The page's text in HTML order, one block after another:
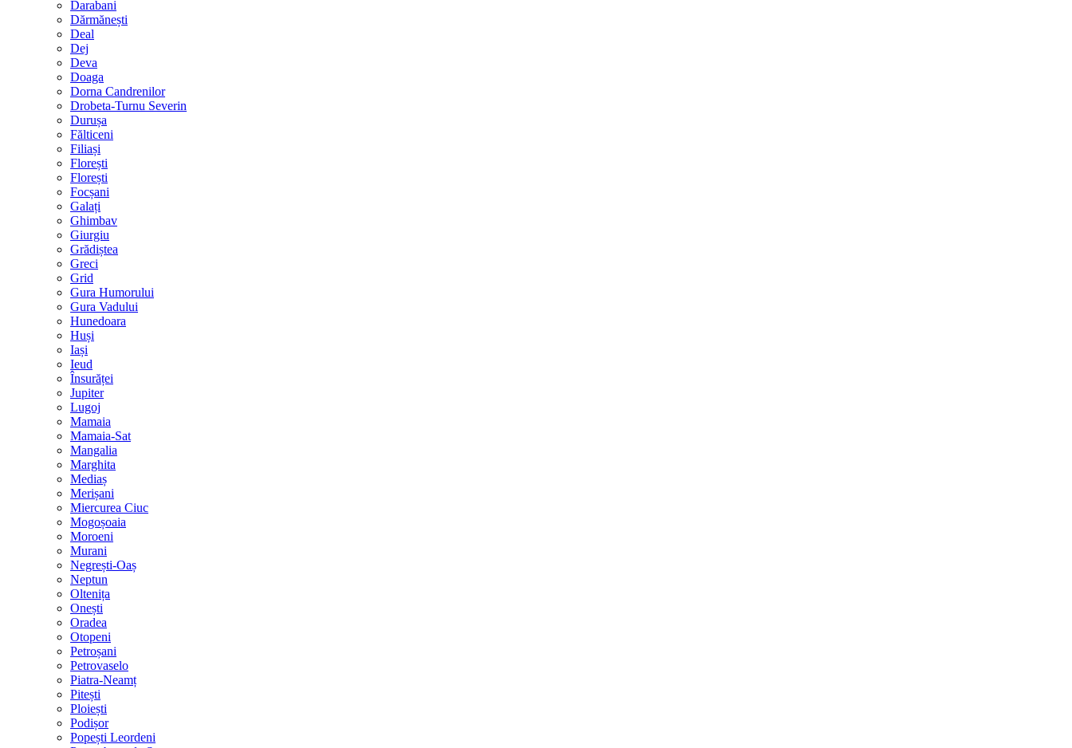
Darabani
Dărmănești
Deal
Dej
Deva
Doaga
Dorna Candrenilor
Drobeta-Turnu Severin
Durușa
Fălticeni
Filiași
Florești
Florești
Focșani
Galați
Ghimbav
Giurgiu
Grădiștea
Greci
Grid
Gura Humorului
Gura Vadului
Hunedoara
Huși
Iași
Ieud
Însurăței
Jupiter
Lugoj
Mamaia
Mamaia-Sat
Mangalia
Marghita
Mediaș
Merișani
Miercurea Ciuc
Mogoșoaia
Moroeni
Murani
Negrești-Oaș
Neptun
Oltenița
Onești
Oradea
Otopeni
Petroșani
Petrovaselo
Piatra-Neamț
Pitești
Ploiești
Podișor
Popești Leordeni